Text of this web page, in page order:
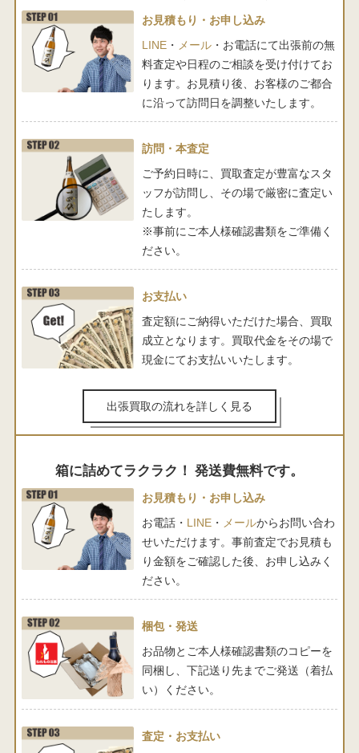
お見積もり・お申し込み
LINE・ メール・お電話にて出張前の無
料査定や日程のご相談を受け付けてお
ります。お見積り後、お客様のご都合
に沿って訪問日を調整いたします。
訪問・本査定
ご予約日時に、買取査定が豊富なスタ
ッフが訪問し、その場で厳密に査定い
たします。
※事前にご本人様確認書類をご準備く
ださい。
お支払い
査定額にご納得いただけた場合、買取
成立となります。買取代金をその場で
現金にてお支払いいたします。
出張買取の流れを詳しく見る
箱に詰めてラクラク！ 発送費無料です。
お見積もり・お申し込み
お電話・ LINE・ メールからお問い合わ
せいただけます。事前査定でお見積も
り金額をご確認した後、お申し込みく
ださい。
梱包・発送
お品物とご本人様確認書類のコピーを
同梱し、下記送り先までご発送（着払
い）ください。
査定・お支払い